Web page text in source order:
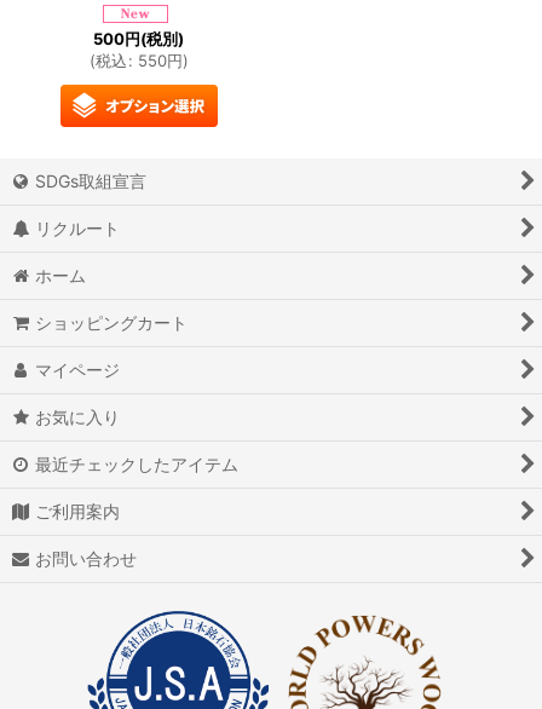
500円(税別)
(税込: 550円)
SDGs取組宣言
リクルート
ホーム
ショッピングカート
マイページ
お気に入り
最近チェックしたアイテム
ご利用案内
お問い合わせ